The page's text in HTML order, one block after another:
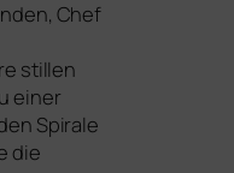
Chef
stil­len
einer
Spirale
die